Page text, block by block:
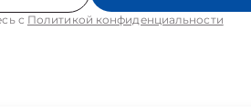
с Политикой конфиденциальности